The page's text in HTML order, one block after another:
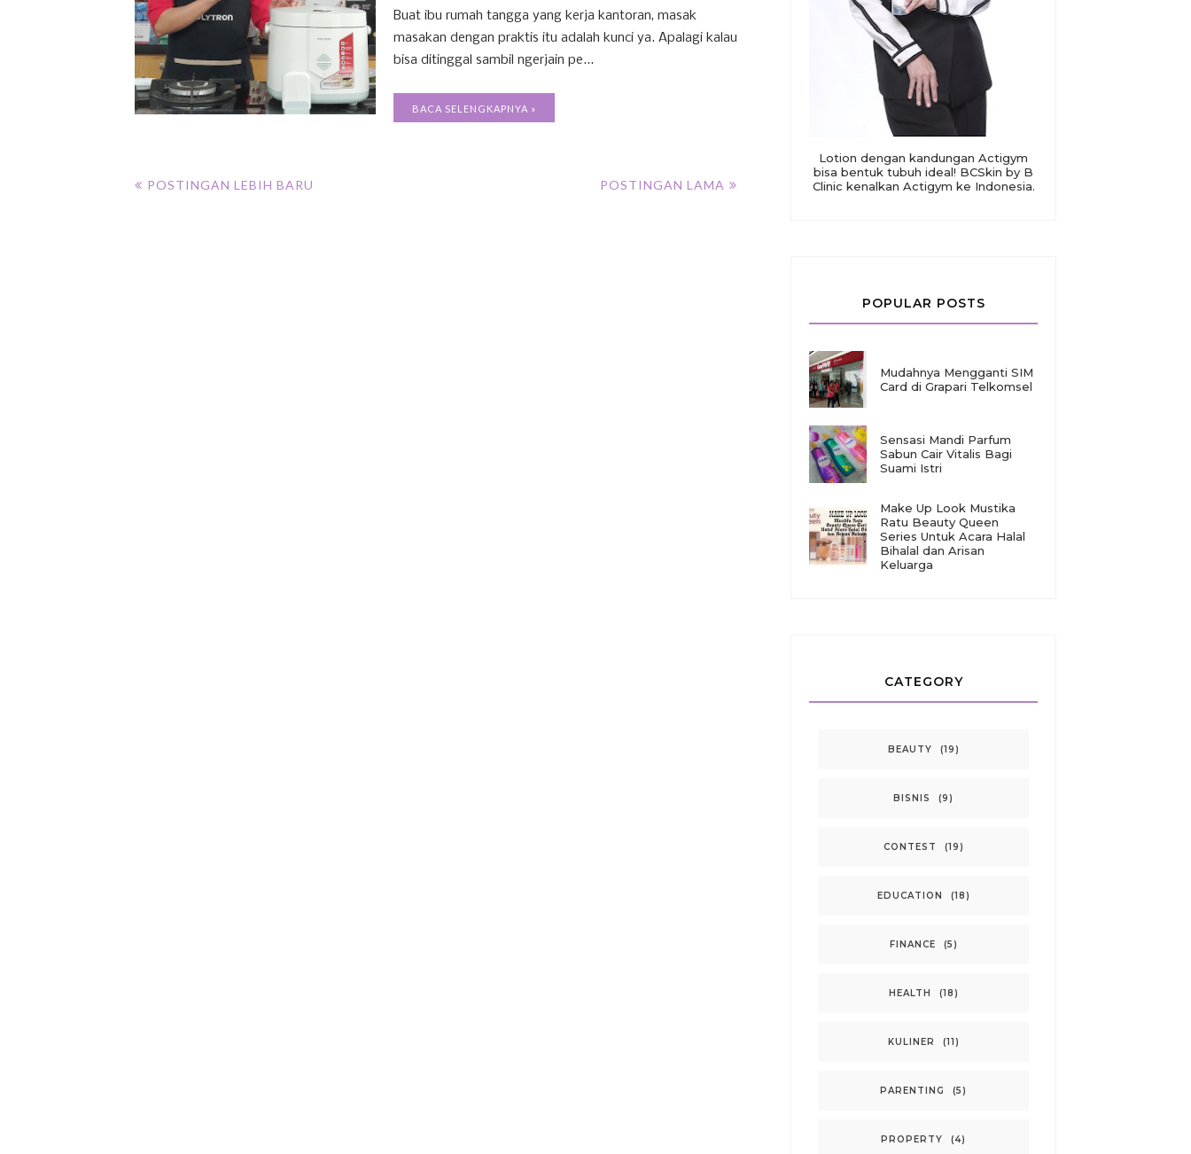
Buat ibu rumah tangga yang kerja kantoran, masak
masakan dengan praktis itu adalah kunci ya. Apalagi kalau
bisa ditinggal sambil ngerjain pe...
BACA SELENGKAPNYA »
POSTINGAN LEBIH BARU POSTINGAN LAMA
Lotion dengan kandungan Actigym
bisa bentuk tubuh ideal! BCSkin by B
Clinic kenalkan Actigym ke Indonesia.
POPULAR POSTS
Mudahnya Mengganti SIM
Card di Grapari Telkomsel
Sensasi Mandi Parfum
Sabun Cair Vitalis Bagi
Suami Istri
Make Up Look Mustika
Ratu Beauty Queen
Series Untuk Acara Halal
Bihalal dan Arisan
Keluarga
CATEGORY
BEAUTY (19)
BISNIS (9)
CONTEST (19)
EDUCATION (18)
FINANCE (5)
HEALTH (18)
KULINER (11)
PARENTING (5)
PROPERTY (4)